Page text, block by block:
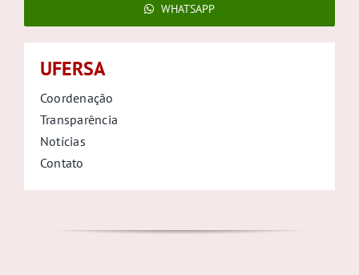
WHATSAPP
UFERSA
Coordenação
Transparência
Notícias
Contato